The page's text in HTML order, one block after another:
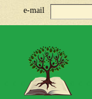
e-mail